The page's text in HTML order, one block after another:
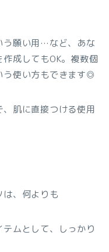
願い用…など、あな
成してもOK。複数個
う使い方もできます◎
肌に直接つける使用
、何よりも
ムとして、しっかり